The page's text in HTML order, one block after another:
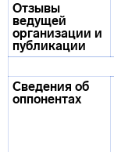
Отзывы
ведущей
организации и
публикации
Сведения об
оппонентах